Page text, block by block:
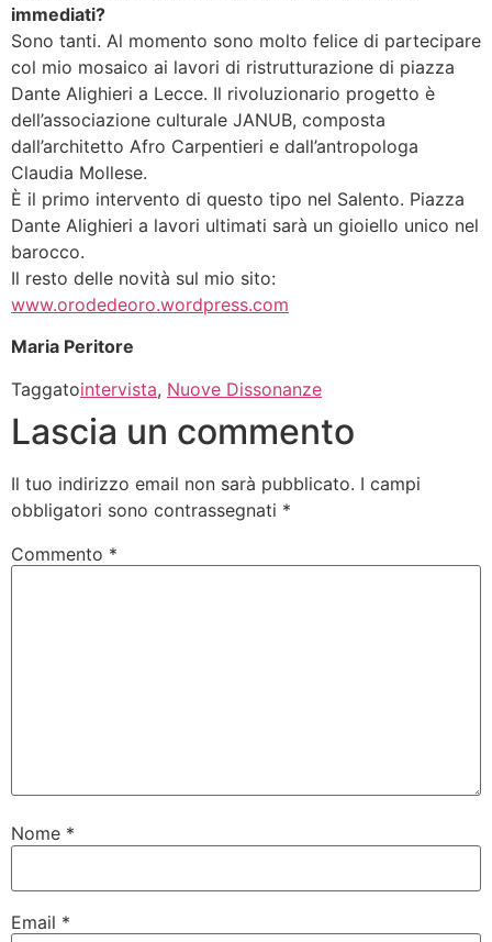
immediati?
Sono tanti. Al momento sono molto felice di partecipare
col mio mosaico ai lavori di ristrutturazione di piazza
Dante Alighieri a Lecce. Il rivoluzionario progetto è
dell’associazione culturale JANUB, composta
dall’architetto Afro Carpentieri e dall’antropologa
Claudia Mollese.
È il primo intervento di questo tipo nel Salento. Piazza
Dante Alighieri a lavori ultimati sarà un gioiello unico nel
barocco.
Il resto delle novità sul mio sito:
www.orodedeoro.wordpress.com
Maria Peritore
Taggatointervista, Nuove Dissonanze
Lascia un commento
Il tuo indirizzo email non sarà pubblicato. I campi
obbligatori sono contrassegnati *
Commento *
Nome *
Email *